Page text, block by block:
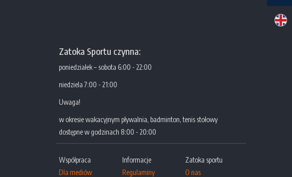
Zatoka Sportu czynna:
poniedziałek – sobota 6:00 - 22:00
niedziela 7:00 - 21:00
Uwaga!
w okresie wakacyjnym pływalnia, badminton, tenis stołowy
dostępne w godzinach 8:00 - 20:00
Współpraca
Dla mediów
Informacje
Regulaminy
Zatoka sportu
O nas